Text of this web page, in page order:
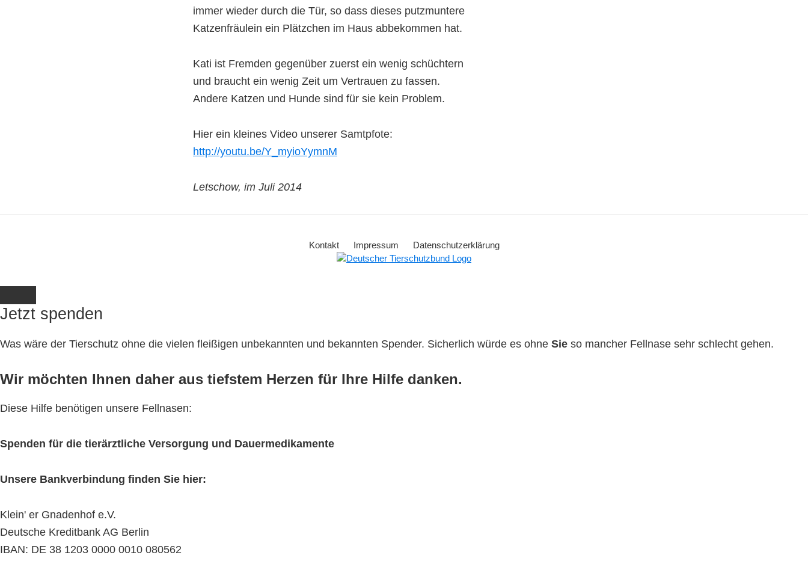
immer wieder durch die Tür, so dass dieses putzmuntere
Katzenfräulein ein Plätzchen im Haus abbekommen hat.
Kati ist Fremden gegenüber zuerst ein wenig schüchtern
und braucht ein wenig Zeit um Vertrauen zu fassen.
Andere Katzen und Hunde sind für sie kein Problem.
Hier ein kleines Video unserer Samtpfote:
http://youtu.be/Y_myioYymnM
Letschow, im Juli 2014
Kontakt Impressum Datenschutzerklärung
Jetzt spenden
Was wäre der Tierschutz ohne die vielen fleißigen unbekannten und bekannten Spender. Sicherlich würde es ohne Sie so mancher Fellnase sehr schlecht gehen.
Wir möchten Ihnen daher aus tiefstem Herzen für Ihre Hilfe danken.
Diese Hilfe benötigen unsere Fellnasen:
Spenden für die tierärztliche Versorgung und Dauermedikamente
Unsere Bankverbindung finden Sie hier:
Klein' er Gnadenhof e.V.
Deutsche Kreditbank AG Berlin
IBAN: DE 38 1203 0000 0010 080562